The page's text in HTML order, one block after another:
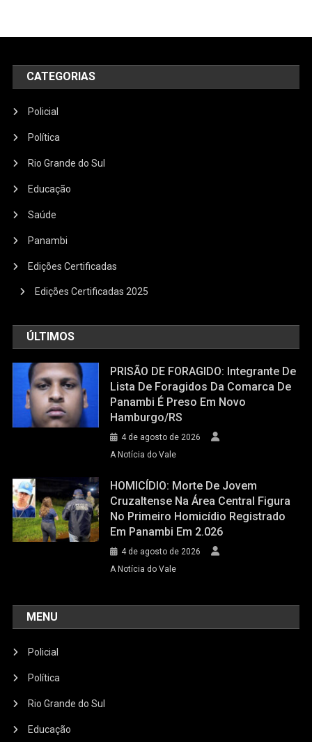
CATEGORIAS
Policial
Política
Rio Grande do Sul
Educação
Saúde
Panambi
Edições Certificadas
Edições Certificadas 2025
ÚLTIMOS
PRISÃO DE FORAGIDO: Integrante De
Lista De Foragidos Da Comarca De
Panambi É Preso Em Novo
Hamburgo/RS
4 de agosto de 2026
A Notícia do Vale
HOMICÍDIO: Morte De Jovem
Cruzaltense Na Área Central Figura
No Primeiro Homicídio Registrado
Em Panambi Em 2.026
4 de agosto de 2026
A Notícia do Vale
MENU
Policial
Política
Rio Grande do Sul
Educação